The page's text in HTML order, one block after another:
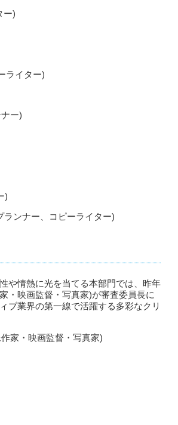
ー)
ライター)
ー)
)
ランナー、コピーライター)
や情熱に光を当てる本部門では、昨年
・映画監督・写真家)が審査委員長に
ブ業界の第一線で活躍する多彩なクリ
・映画監督・写真家)